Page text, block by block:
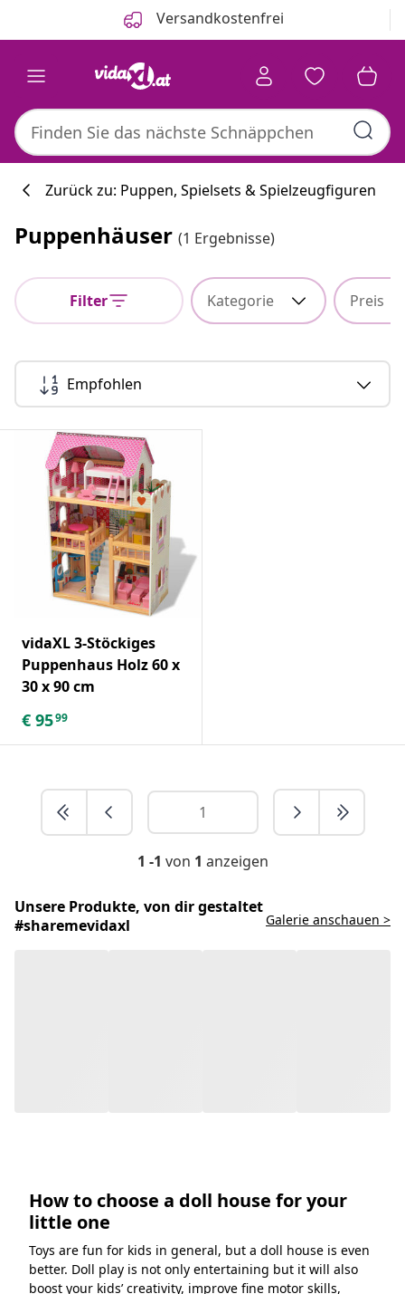
Versandkostenfrei
Zurück zu: Puppen, Spielsets & Spielzeugfiguren
Puppenhäuser (1 Ergebnisse)
Filter Kategorie Preis
Empfohlen
vidaXL 3-Stöckiges
Puppenhaus Holz 60 x
30 x 90 cm
€ 9599
1 -1 von 1 anzeigen
Unsere Produkte, von dir gestaltet
#sharemevidaxl
Galerie anschauen >
How to choose a doll house for your
little one
Toys are fun for kids in general, but a doll house is even
better. Doll play is not only entertaining but it will also
boost your kids’ creativity, improve fine motor skills,